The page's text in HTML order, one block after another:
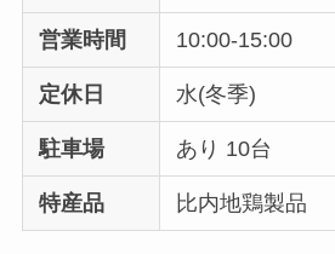
営業時間 10:00-15:00
定休日 水(冬季)
駐車場 あり 10台
特産品 比内地鶏製品